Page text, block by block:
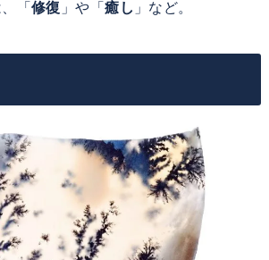
「修復 」や「癒し 」など。